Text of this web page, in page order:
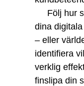
Följ hur
dina
– eller
identifiera
verklig
finslipa din